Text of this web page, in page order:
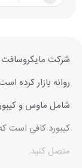
روانه بازار
شامل ماوس و
متصل کنید.